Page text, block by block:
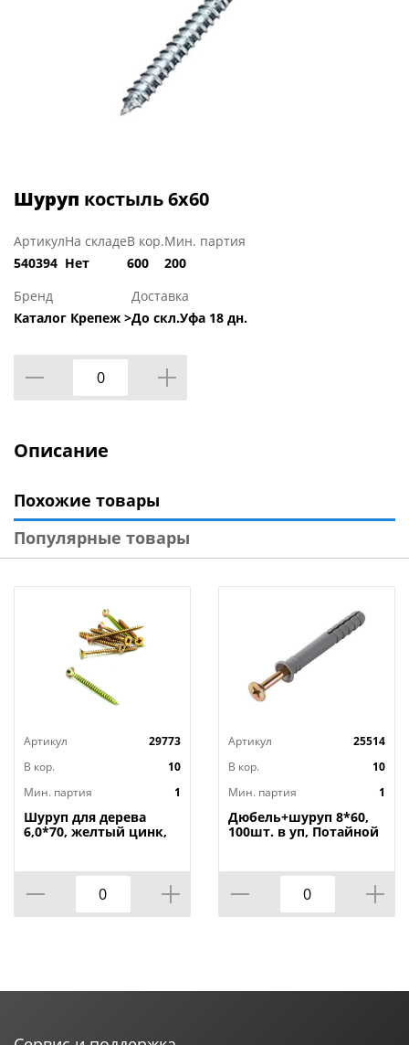
Шуруп костыль 6х60
Артикул
540394
На складе
Нет
В кор.
600
Мин. партия
200
Бренд
Каталог Крепеж >
Доставка
До скл.Уфа 18 дн.
Описание
Похожие товары
Популярные товары
Артикул
29773
В кор.
10
Мин. партия
1
Шуруп для дерева
6,0*70, желтый цинк,
Артикул
25514
В кор.
10
Мин. партия
1
Дюбель+шуруп 8*60,
100шт. в уп, Потайной